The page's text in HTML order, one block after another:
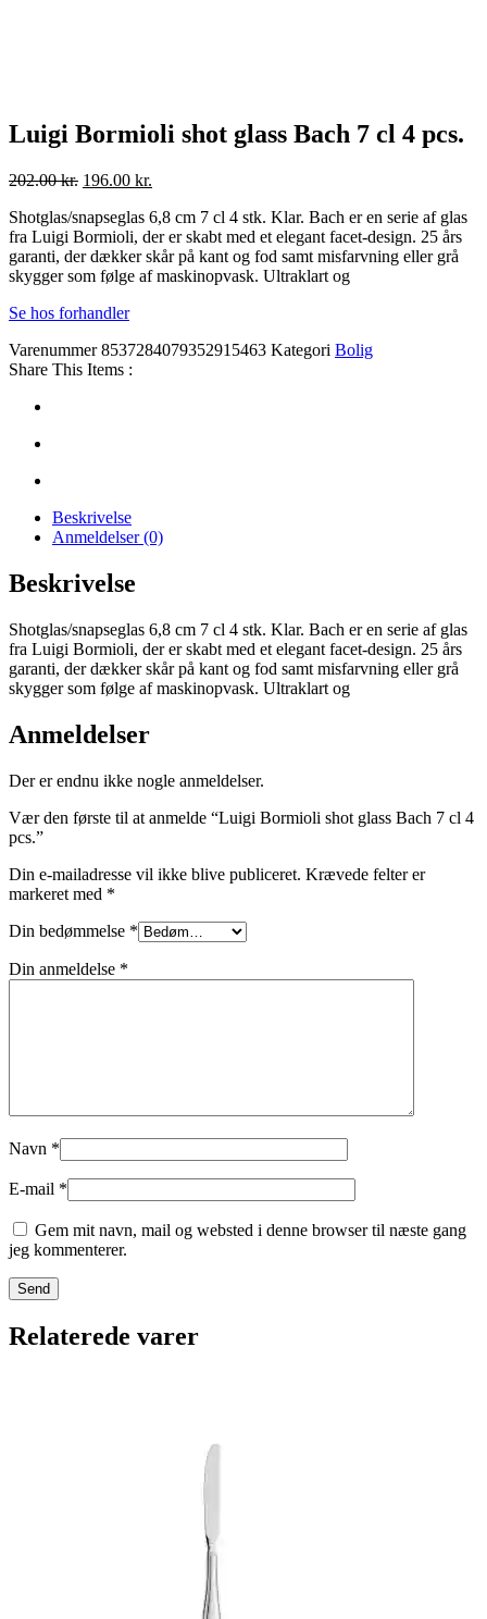
Luigi Bormioli shot glass Bach 7 cl 4 pcs.
202.00kr. Den
pris
var:
202.00 kr..
196.00 kr.
pris
er:
196.00 kr..
Shotglas/snapseglas 6,8 cm 7 cl 4 stk. Klar. Bach er en serie af glas
fra Luigi Bormioli, der er skabt med et elegant facet-design. 25 års
garanti, der dækker skår på kant og fod samt misfarvning eller grå
skygger som følge af maskinopvask. Ultraklart og
Se hos forhandler
Varenummer8537284079352915463 Kategori Bolig
Share This Items :
Beskrivelse
Anmeldelser (0)
Beskrivelse
Shotglas/snapseglas 6,8 cm 7 cl 4 stk. Klar. Bach er en serie af glas
fra Luigi Bormioli, der er skabt med et elegant facet-design. 25 års
garanti, der dækker skår på kant og fod samt misfarvning eller grå
skygger som følge af maskinopvask. Ultraklart og
Anmeldelser
Der er endnu ikke nogle anmeldelser.
Vær den første til at anmelde “Luigi Bormioli shot glass Bach 7 cl 4
pcs.”
Din e-mailadresse vil ikke blive publiceret. Krævede felter er
markeret med *
Din bedømmelse *
Din anmeldelse *
Navn *
E-mail *
Gem mit navn, mail og websted i denne browser til næste gang
jeg kommenterer.
Relaterede varer